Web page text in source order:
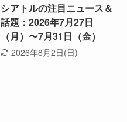
シアトルの注目ニュース＆
話題：2026年7月27日
（月）〜7月31日（金）
2026年8月2日(日)